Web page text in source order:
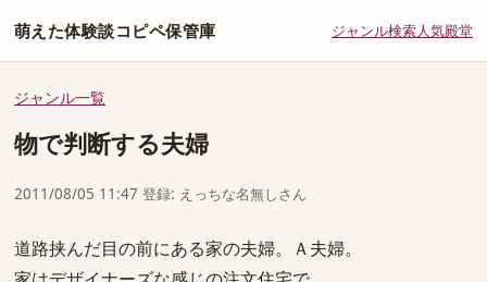
萌えた体験談コピペ保管庫 ジャンル検索人気殿堂
ジャンル一覧
物で判断する夫婦
2011/08/05 11:47 登録: えっちな名無しさん
道路挟んだ目の前にある家の夫婦。Ａ夫婦。